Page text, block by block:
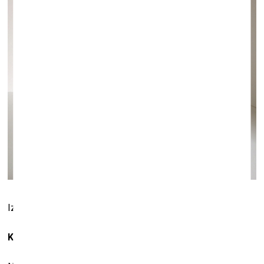
Izstādes “Kopā viens” ekspozīcijas makets. Foto:
Kā tu šobrīd jūties mākslinieka profesijā?